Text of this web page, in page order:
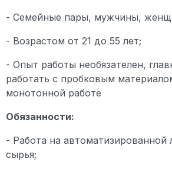
- Семейные пары, мужчины,
- Возрастом от 21 до 55 лет;
- Опыт работы необязателен,
работать с пробковым
монотонной работе
Обязанности:
- Работа на автоматизированной
сырья;